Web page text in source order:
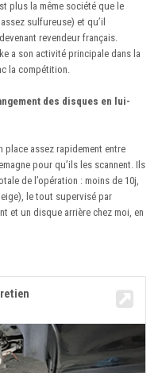
plus la même société que le
sulfureuse) et qu’il
revendeur français.
a son activité principale dans la
la compétition.
des disques en lui-
place assez rapidement entre
pour qu’ils les scannent. Ils
de l’opération : moins de 10j,
le tout supervisé par
et un disque arrière chez moi, en